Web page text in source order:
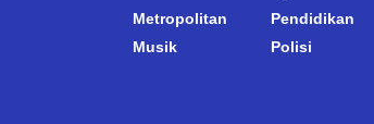
Metropolitan
Musik
Pendidikan
Polisi